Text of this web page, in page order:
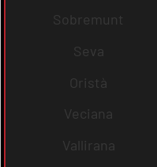
Sobremunt
Seva
Oristà
Veciana
Vallirana